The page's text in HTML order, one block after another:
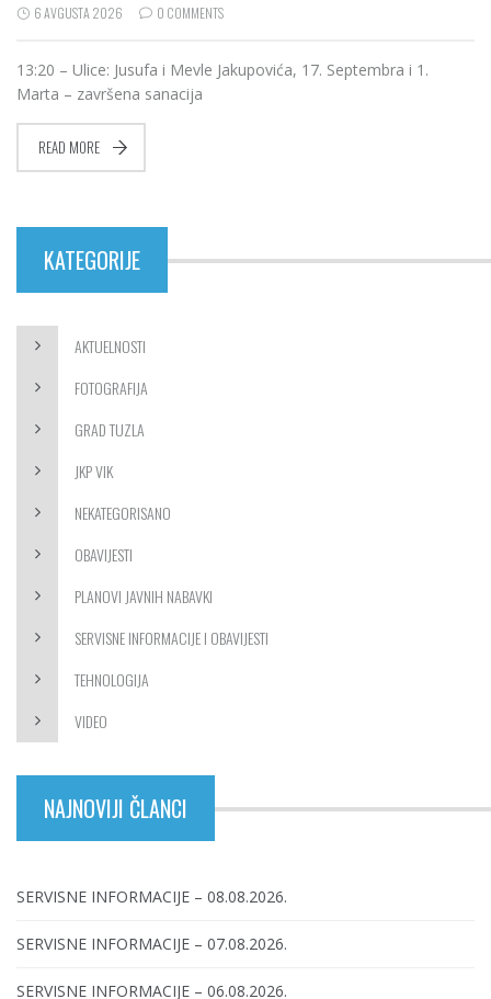
6 AVGUSTA 2026 0 COMMENTS
13:20 – Ulice: Jusufa i Mevle Jakupovića, 17. Septembra i 1.
Marta – završena sanacija
READ MORE
KATEGORIJE
AKTUELNOSTI
FOTOGRAFIJA
GRAD TUZLA
JKP VIK
NEKATEGORISANO
OBAVIJESTI
PLANOVI JAVNIH NABAVKI
SERVISNE INFORMACIJE I OBAVIJESTI
TEHNOLOGIJA
VIDEO
NAJNOVIJI ČLANCI
SERVISNE INFORMACIJE – 08.08.2026.
SERVISNE INFORMACIJE – 07.08.2026.
SERVISNE INFORMACIJE – 06.08.2026.